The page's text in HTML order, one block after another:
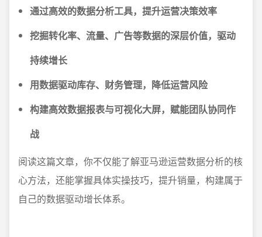
通过高效的数据分析工具，提升运营决策效率
挖掘转化率、流量、广告等数据的深层价值，驱动
持续增长
用数据驱动库存、财务管理，降低运营风险
构建高效数据报表与可视化大屏，赋能团队协同作
战
阅读这篇文章，你不仅能了解亚马逊运营数据分析的核
心方法，还能掌握具体实操技巧，提升销量，构建属于
自己的数据驱动增长体系。